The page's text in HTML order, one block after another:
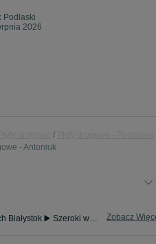
Podlaski
2026
- Antoniuk
Sprzedaż płyt drogowych betonowych Białystok ▶️ Szeroki wybór produktów ✅ Nowe i używane w atrakcyjnych cenach ✌ Sprawdź oferty i kupuj na OLX.pl! Zobacz